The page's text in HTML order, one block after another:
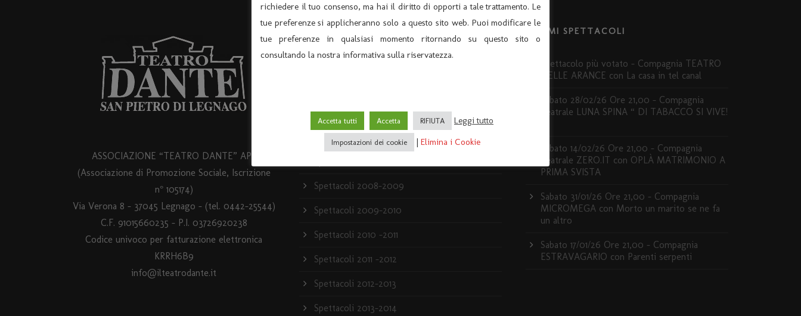
ASSOCIAZIONE “TEATRO DANTE” APS
(Associazione di Promozione Sociale, Iscrizione
n° 105174)
Via Verona 8 – 37045 Legnago – (tel. 0442-25544)
C.F. 91015660235 - P.I. 03726920238
Codice univoco per fatturazione elettronica
KRRH6B9
info@ilteatrodante.it
ARCHIVIO
News
Rassegna stampa
Spettacoli 2008-2009
Spettacoli 2009-2010
Spettacoli 2010 -2011
Spettacoli 2011 -2012
Spettacoli 2012-2013
Spettacoli 2013-2014
ULTIMI SPETTACOLI
Spettacolo più votato – Compagnia TEATRO
DELLE ARANCE con La casa in tel canal
Sabato 28/02/26 Ore 21,00 – Compagnia
Teatrale LUNA SPINA “ DI TABACCO SI VIVE!
Sabato 14/02/26 Ore 21,00 – Compagnia
Teatrale ZERO.IT con OPLÀ MATRIMONIO A
PRIMA SVISTA
Sabato 31/01/26 Ore 21,00 – Compagnia
MICROMEGA con Morto un marito se ne fa
un altro
Sabato 17/01/26 Ore 21,00 – Compagnia
ESTRAVAGARIO con Parenti serpenti
richiedere il tuo consenso, ma hai il diritto di opporti a tale trattamento. Le
tue preferenze si applicheranno solo a questo sito web. Puoi modificare le
tue preferenze in qualsiasi momento ritornando su questo sito o
consultando la nostra informativa sulla riservatezza.
Accetta tutti Accetta RIFIUTA Leggi tutto
Impostazioni dei cookie | Elimina i Cookie